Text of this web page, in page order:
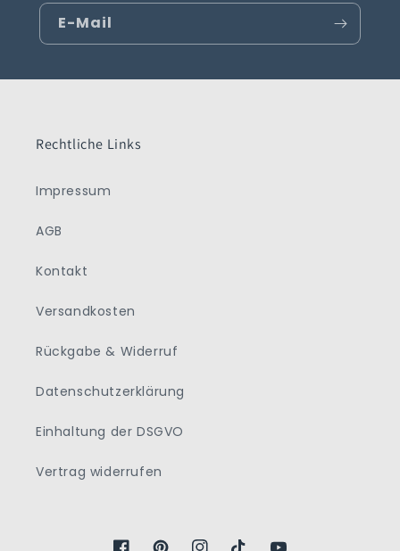
E-Mail
Rechtliche Links
Impressum
AGB
Kontakt
Versandkosten
Rückgabe & Widerruf
Datenschutzerklärung
Einhaltung der DSGVO
Vertrag widerrufen